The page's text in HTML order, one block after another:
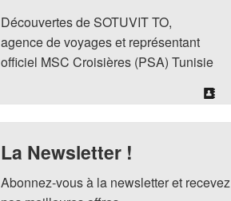
Découvertes de SOTUVIT TO,
agence de voyages et représentant
officiel MSC Croisières (PSA) Tunisie
La Newsletter !
Abonnez-vous à la newsletter et recevez